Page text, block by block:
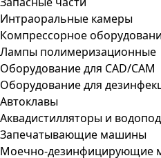
Интраоральные камеры
Компрессорное
Лампы полимеризационные
Оборудование для CAD/CAM
Оборудование для
Автоклавы
Аквадистилляторы и
Запечатывающие машины
Моечно-дезинфицирующие